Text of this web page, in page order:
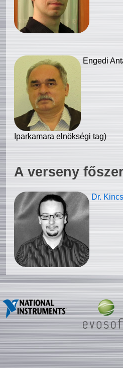
Engedi
Iparkamara elnökségi tag)
A verseny
Dr.